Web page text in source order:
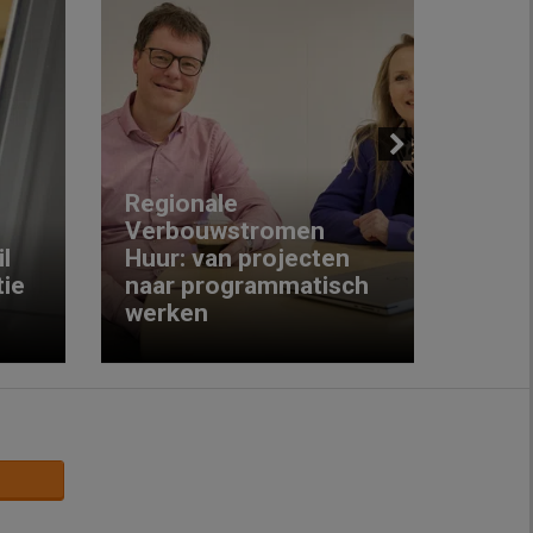
Regionale
Verbouwstromen
Huur: van projecten
naar programmatisch
werken
Next